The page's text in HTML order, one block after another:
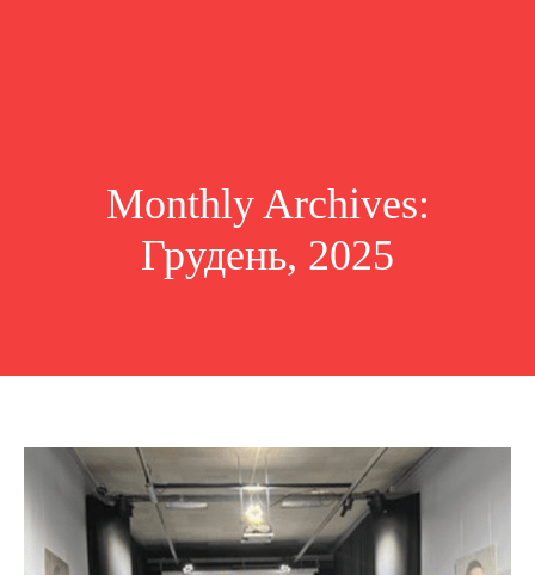
Monthly Archives:
Грудень, 2025